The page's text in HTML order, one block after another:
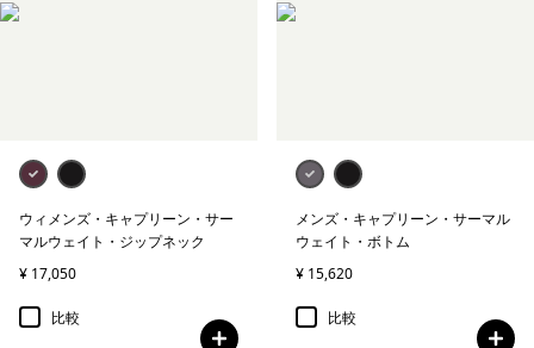
ウィメンズ・キャプリーン・サー
マルウェイト・ジップネック
¥ 17,050
比較
メンズ・キャプリーン・サーマル
ウェイト・ボトム
¥ 15,620
比較